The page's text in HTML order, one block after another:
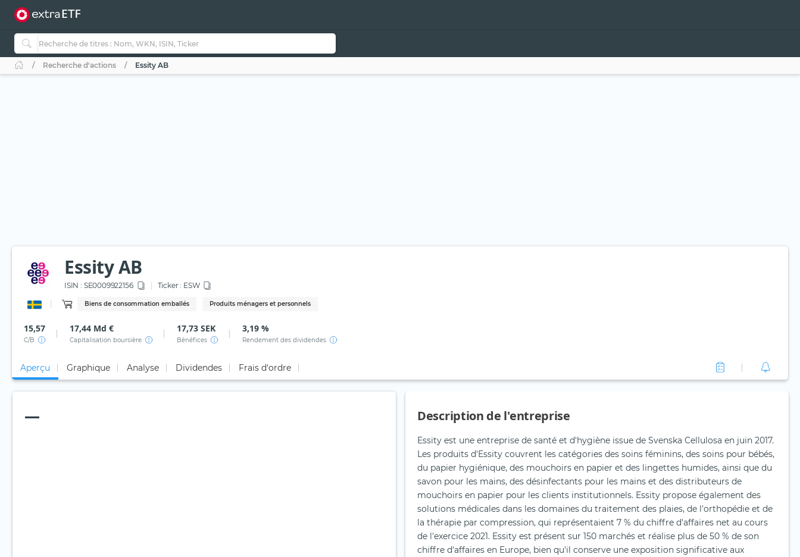
Recherche d'actions Essity AB
Essity AB
ISIN : SE0009922156 Ticker : ESW
Biens de consommation emballés Produits ménagers et personnels
15,57
C/B
17,44 Md €
Capitalisation boursière
17,73 SEK
Bénéfices
3,19 %
Rendement des dividendes
Aperçu Graphique Analyse Dividendes Frais d'ordre
— Description de l'entreprise
Essity est une entreprise de santé et d'hygiène issue de Svenska Cellulosa en juin 2017.
Les produits d'Essity couvrent les catégories des soins féminins, des soins pour bébés,
du papier hygiénique, des mouchoirs en papier et des lingettes humides, ainsi que du
savon pour les mains, des désinfectants pour les mains et des distributeurs de
mouchoirs en papier pour les clients institutionnels. Essity propose également des
solutions médicales dans les domaines du traitement des plaies, de l'orthopédie et de
la thérapie par compression, qui représentaient 7 % du chiffre d'affaires net au cours
de l'exercice 2021. Essity est présent sur 150 marchés et réalise plus de 50 % de son
chiffre d'affaires en Europe, bien qu'il conserve une exposition significative aux